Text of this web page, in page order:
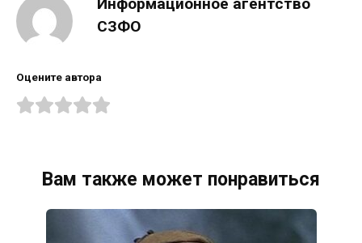
Информационное агентство
СЗФО
Оцените автора
Вам также может понравиться